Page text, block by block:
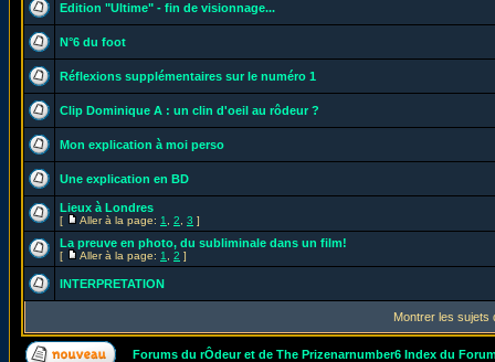
Edition "Ultime" - fin de visionnage...
N°6 du foot
Réflexions supplémentaires sur le numéro 1
Clip Dominique A : un clin d'oeil au rôdeur ?
Mon explication à moi perso
Une explication en BD
Lieux à Londres
[ Aller à la page: 1 2 3 ]
La preuve en photo, du subliminale dans un film!
[ Aller à la page: 1 2 ]
INTERPRETATION
Montrer les sujets
Forums du rÔdeur et de The Prizenarnumber6 Index du